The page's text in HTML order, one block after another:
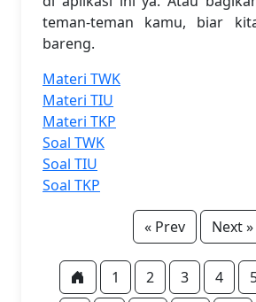
teman-teman kamu, biar
bareng.
Materi TWK
Materi TIU
Materi TKP
Soal TWK
Soal TIU
Soal TKP
« Prev Next »
1 2 3 4